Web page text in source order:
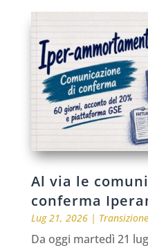
Al via le
conferma
Lug 21, 2026|
Da oggi martedì 21